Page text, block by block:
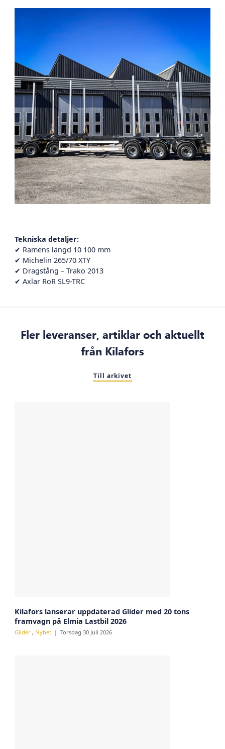
Tekniska detaljer:
✔ Ramens längd 10 100 mm
✔ Michelin 265/70 XTY
✔ Dragstång – Trako 2013
✔ Axlar RoR SL9-TRC
Fler leveranser, artiklar och aktuellt
från Kilafors
Till arkivet
Kilafors lanserar uppdaterad Glider med 20 tons
framvagn på Elmia Lastbil 2026
Glider , Nyhet Torsdag 30 Juli 2026